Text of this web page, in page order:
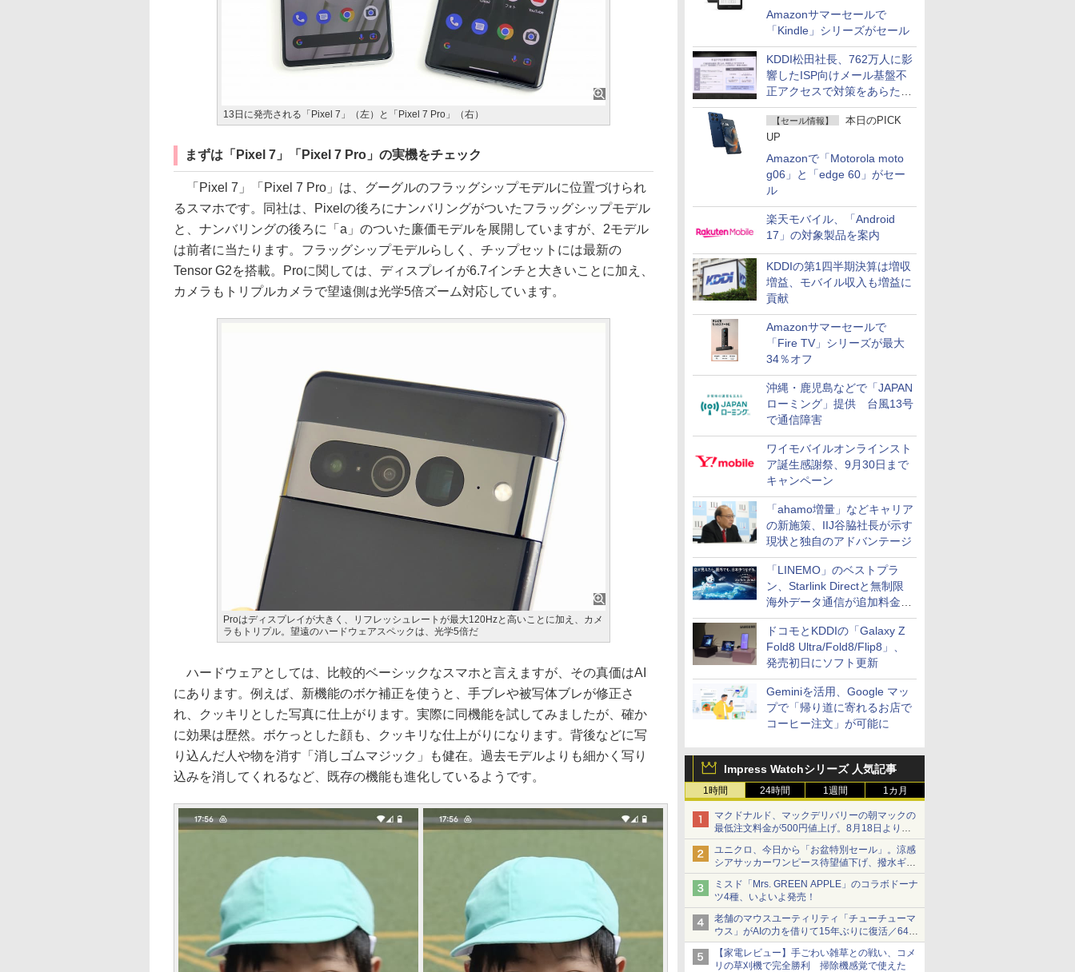
Amazonサマーセールで
「Kindle」シリーズがセール
KDDI松田社長、762万人に影
響したISP向けメール基盤不
正アクセスで対策をあらため
て説明
【セール情報】
本日のPICK
UP
Amazonで「Motorola moto
g06」と「edge 60」がセー
ル
楽天モバイル、「Android
17」の対象製品を案内
KDDIの第1四半期決算は増収
増益、モバイル収入も増益に
貢献
Amazonサマーセールで
「Fire TV」シリーズが最大
34％オフ
沖縄・鹿児島などで「JAPAN
ローミング」提供 台風13号
で通信障害
ワイモバイルオンラインスト
ア誕生感謝祭、9月30日まで
キャンペーン
「ahamo増量」などキャリア
の新施策、IIJ谷脇社長が示す
現状と独自のアドバンテージ
「LINEMO」のベストプラ
ン、Starlink Directと無制限
海外データ通信が追加料金な
しに
ドコモとKDDIの「Galaxy Z
Fold8 Ultra/Fold8/Flip8」、
発売初日にソフト更新
Geminiを活用、Google マッ
プで「帰り道に寄れるお店で
コーヒー注文」が可能に
Impress Watchシリーズ 人気記事
1時間 24時間 1週間 1カ月
マクドナルド、マックデリバリーの朝マックの
最低注文料金が500円値上げ。8月18日より
1,500円から受付
ユニクロ、今日から「お盆特別セール」。涼感
シアサッカーワンピース待望値下げ、撥水ギア
ショーツは1990円に
ミスド「Mrs. GREEN APPLE」のコラボドーナ
ツ4種、いよいよ発売！
老舗のマウスユーティリティ「チューチューマ
ウス」がAIの力を借りて15年ぶりに復活／64bit
化、Windows 10/11、「Chrome」も走り回
る。復活記念で2026年末まで500円
【家電レビュー】手ごわい雑草との戦い、コメ
リの草刈機で完全勝利 掃除機感覚で使えた
13日に発売される「Pixel 7」（左）と「Pixel 7 Pro」（右）
まずは「Pixel 7」「Pixel 7 Pro」の実機をチェック
「Pixel 7」「Pixel 7 Pro」は、グーグルのフラッグシップモデルに位置づけられ
るスマホです。同社は、Pixelの後ろにナンバリングがついたフラッグシップモデル
と、ナンバリングの後ろに「a」のついた廉価モデルを展開していますが、2モデル
は前者に当たります。フラッグシップモデルらしく、チップセットには最新の
Tensor G2を搭載。Proに関しては、ディスプレイが6.7インチと大きいことに加え、
カメラもトリプルカメラで望遠側は光学5倍ズーム対応しています。
Proはディスプレイが大きく、リフレッシュレートが最大120Hzと高いことに加え、カメ
ラもトリプル。望遠のハードウェアスペックは、光学5倍だ
ハードウェアとしては、比較的ベーシックなスマホと言えますが、その真価はAI
にあります。例えば、新機能のボケ補正を使うと、手ブレや被写体ブレが修正さ
れ、クッキリとした写真に仕上がります。実際に同機能を試してみましたが、確か
に効果は歴然。ボケっとした顔も、クッキリな仕上がりになります。背後などに写
り込んだ人や物を消す「消しゴムマジック」も健在。過去モデルよりも細かく写り
込みを消してくれるなど、既存の機能も進化しているようです。